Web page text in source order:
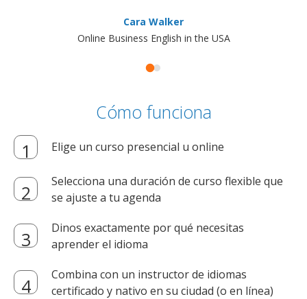
Cara Walker
Online Business English in the USA
Cómo funciona
Elige un curso presencial u online
Selecciona una duración de curso flexible que
se ajuste a tu agenda
Dinos exactamente por qué necesitas
aprender el idioma
Combina con un instructor de idiomas
certificado y nativo en su ciudad (o en línea)